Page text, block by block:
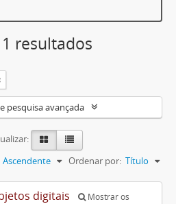
resultados
pesquisa avançada
Ordenar por: Título
Ascendente
digitais
Mostrar os